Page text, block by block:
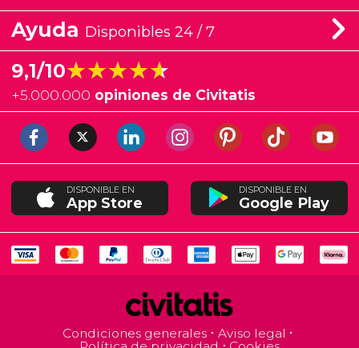
Ayuda Disponibles 24 / 7
9,1/10★★★★★
★★★★★
+5.000.000 opiniones de Civitatis
DISPONIBLE EN
App Store
DISPONIBLE EN
Google Play
Condiciones generales
Aviso legal